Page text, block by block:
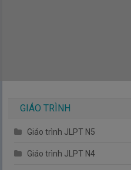
GIÁO TRÌNH
Giáo trình JLPT N5
Giáo trình JLPT N4